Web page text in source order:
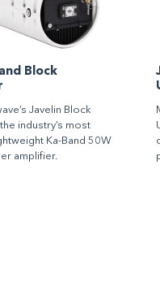
Block
Javelin Block
industry’s most
Ka-Band 50W
amplifier.